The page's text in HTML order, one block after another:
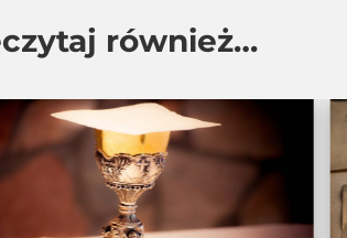
również…